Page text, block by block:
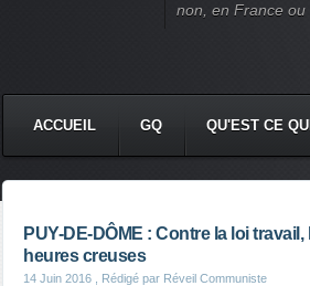
non, en France
ACCUEIL GQ QU'EST CE
PUY-DE-DÔME : Contre la loi
heures creuses
14 Juin 2016 , Rédigé par Réveil Communiste